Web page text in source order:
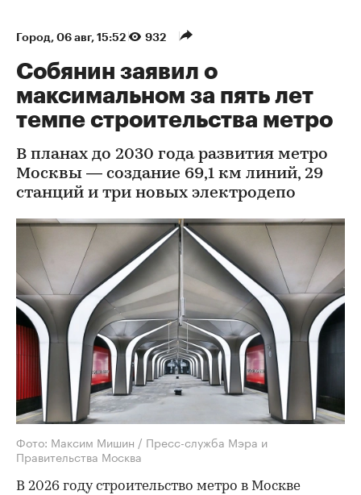
Город⁠, 06 авг, 15:52 932
Собянин заявил о
максимальном за пять лет
темпе строительства метро
В планах до 2030 года развития метро
Москвы — создание 69,1 км линий, 29
станций и три новых электродепо
Фото: Максим Мишин / Пресс-служба Мэра и
Правительства Москва
В 2026 году строительство метро в Москве